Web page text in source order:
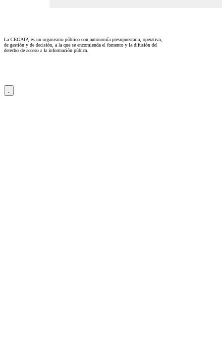
La CEGAIP, es un organismo público con autonomía presupuestaria, operativa,
de gestión y de decisión, a la que se encomienda el fomento y la difusión del
derecho de acceso a la información púbica.